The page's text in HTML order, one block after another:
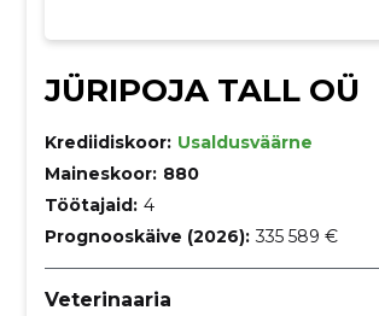
JÜRIPOJA TALL OÜ
Krediidiskoor: Usaldusväärne
Maineskoor: 880
Töötajaid: 4
Prognooskäive (2026): 335 589 €
Veterinaaria